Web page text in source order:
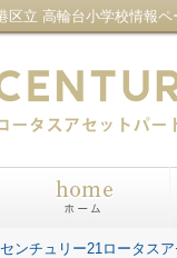
センチュリー21ロータス